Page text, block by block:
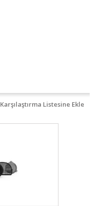
Karşılaştırma Listesine Ekle